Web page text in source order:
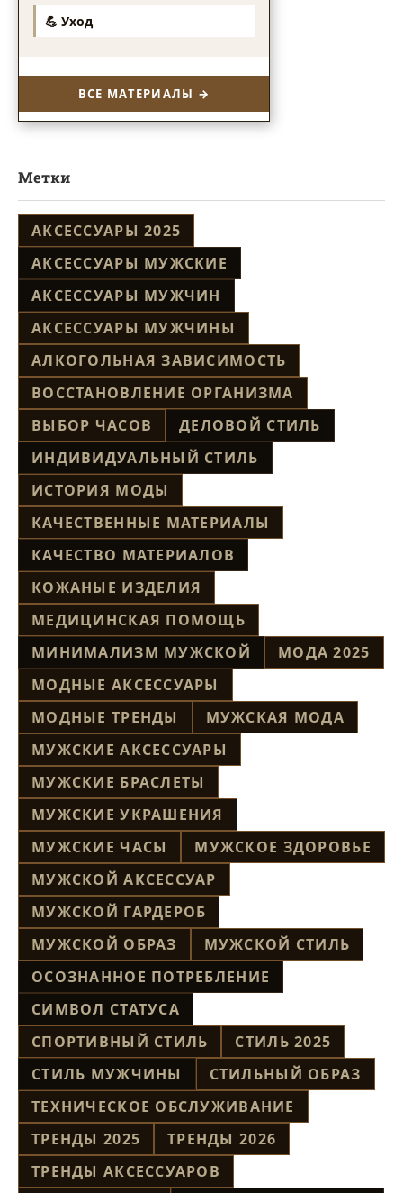
💪 Уход
ВСЕ МАТЕРИАЛЫ →
Метки
АКСЕССУАРЫ 2025
АКСЕССУАРЫ МУЖСКИЕ
АКСЕССУАРЫ МУЖЧИН
АКСЕССУАРЫ МУЖЧИНЫ
АЛКОГОЛЬНАЯ ЗАВИСИМОСТЬ
ВОССТАНОВЛЕНИЕ ОРГАНИЗМА
ВЫБОР ЧАСОВ
ДЕЛОВОЙ СТИЛЬ
ИНДИВИДУАЛЬНЫЙ СТИЛЬ
ИСТОРИЯ МОДЫ
КАЧЕСТВЕННЫЕ МАТЕРИАЛЫ
КАЧЕСТВО МАТЕРИАЛОВ
КОЖАНЫЕ ИЗДЕЛИЯ
МЕДИЦИНСКАЯ ПОМОЩЬ
МИНИМАЛИЗМ МУЖСКОЙ
МОДА 2025
МОДНЫЕ АКСЕССУАРЫ
МОДНЫЕ ТРЕНДЫ
МУЖСКАЯ МОДА
МУЖСКИЕ АКСЕССУАРЫ
МУЖСКИЕ БРАСЛЕТЫ
МУЖСКИЕ УКРАШЕНИЯ
МУЖСКИЕ ЧАСЫ
МУЖСКОЕ ЗДОРОВЬЕ
МУЖСКОЙ АКСЕССУАР
МУЖСКОЙ ГАРДЕРОБ
МУЖСКОЙ ОБРАЗ
МУЖСКОЙ СТИЛЬ
ОСОЗНАННОЕ ПОТРЕБЛЕНИЕ
СИМВОЛ СТАТУСА
СПОРТИВНЫЙ СТИЛЬ
СТИЛЬ 2025
СТИЛЬ МУЖЧИНЫ
СТИЛЬНЫЙ ОБРАЗ
ТЕХНИЧЕСКОЕ ОБСЛУЖИВАНИЕ
ТРЕНДЫ 2025
ТРЕНДЫ 2026
ТРЕНДЫ АКСЕССУАРОВ